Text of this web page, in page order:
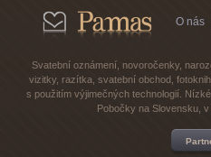
O nás
Svatební oznámení, novoročenky,
vizitky, razítka, svatební obchod,
s použitím výjimečných technologií.
Pobočky na Slovensku,